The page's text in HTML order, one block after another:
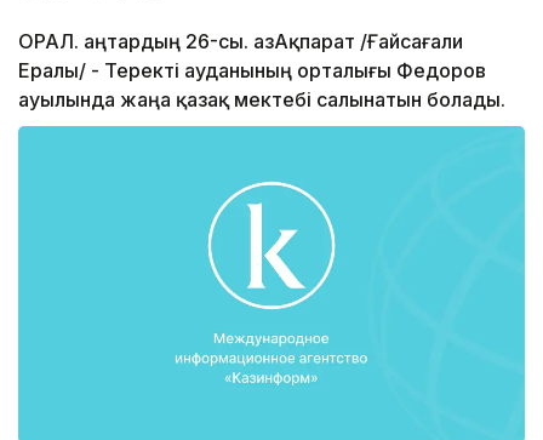
ОРАЛ. Қаңтардың 26-сы. ҚазАқпарат /Ғайсағали
Ералы/ - Теректі ауданының орталығы Федоров
ауылында жаңа қазақ мектебі салынатын болады.